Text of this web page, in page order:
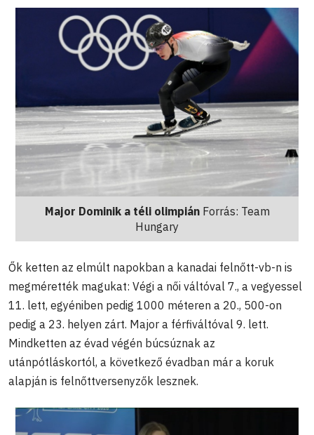
Major Dominik a téli olimpiánForrás: Team
Hungary
Ők ketten az elmúlt napokban a kanadai felnőtt-vb-n is
megmérették magukat: Végi a női váltóval 7., a vegyessel
11. lett, egyéniben pedig 1000 méteren a 20., 500-on
pedig a 23. helyen zárt. Major a férfiváltóval 9. lett.
Mindketten az évad végén búcsúznak az
utánpótláskortól, a következő évadban már a koruk
alapján is felnőttversenyzők lesznek.